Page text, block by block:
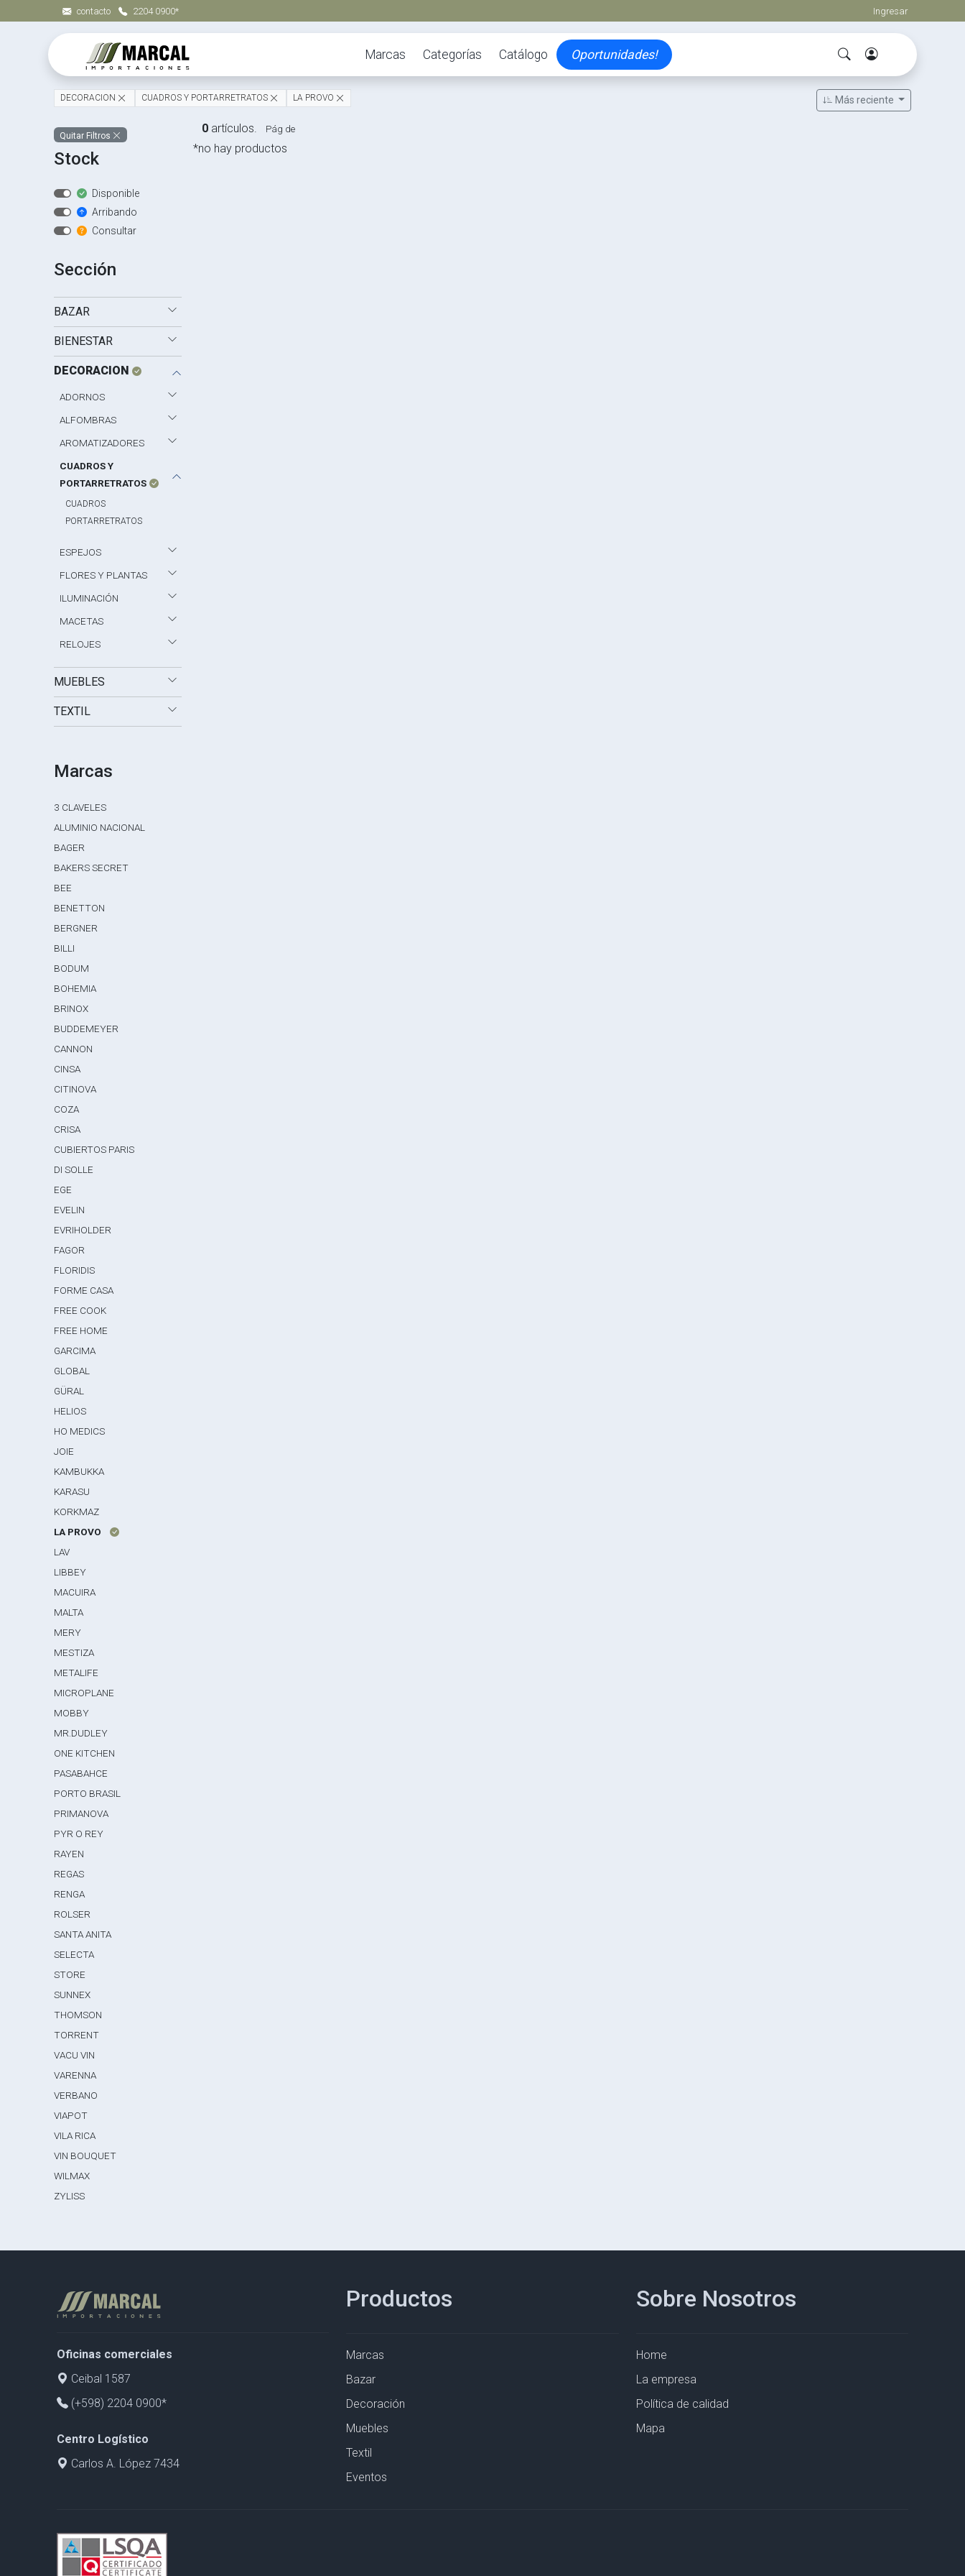
contacto 2204 0900* Ingresar
Marcas Categorías Catálogo Oportunidades!
Más reciente
DECORACION CUADROS Y PORTARRETRATOS LA PROVO
Quitar Filtros
Stock
Disponible
Arribando
Consultar
Sección
BAZAR
BIENESTAR
DECORACION
ADORNOS
ALFOMBRAS
AROMATIZADORES
CUADROS Y
PORTARRETRATOS
CUADROS
PORTARRETRATOS
ESPEJOS
FLORES Y PLANTAS
ILUMINACIÓN
MACETAS
RELOJES
MUEBLES
TEXTIL
Marcas
3 CLAVELES
ALUMINIO NACIONAL
BAGER
BAKERS SECRET
BEE
BENETTON
BERGNER
BILLI
BODUM
BOHEMIA
BRINOX
BUDDEMEYER
CANNON
CINSA
CITINOVA
COZA
CRISA
CUBIERTOS PARIS
DI SOLLE
EGE
EVELIN
EVRIHOLDER
FAGOR
FLORIDIS
FORME CASA
FREE COOK
FREE HOME
GARCIMA
GLOBAL
GÜRAL
HELIOS
HO MEDICS
JOIE
KAMBUKKA
KARASU
KORKMAZ
LA PROVO
LAV
LIBBEY
MACUIRA
MALTA
MERY
MESTIZA
METALIFE
MICROPLANE
MOBBY
MR.DUDLEY
ONE KITCHEN
PASABAHCE
PORTO BRASIL
PRIMANOVA
PYR O REY
RAYEN
REGAS
RENGA
ROLSER
SANTA ANITA
SELECTA
STORE
SUNNEX
THOMSON
TORRENT
VACU VIN
VARENNA
VERBANO
VIAPOT
VILA RICA
VIN BOUQUET
WILMAX
ZYLISS
*no hay productos
0artículos. Pág de
Oficinas comerciales
Ceibal 1587
(+598) 2204 0900*
Centro Logístico
Carlos A. López 7434
Productos
Marcas
Bazar
Decoración
Muebles
Textil
Eventos
Sobre Nosotros
Home
La empresa
Política de calidad
Mapa